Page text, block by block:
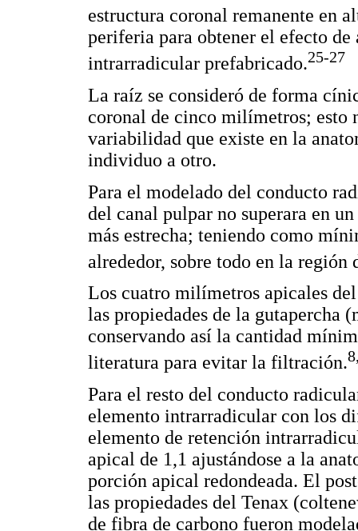
estructura coronal remanente en
periferia para obtener el efecto
intrarradicular prefabricado.25-27
La raíz se consideró de forma
coronal de cinco milímetros; esto
variabilidad que existe en la
individuo a otro.
Para el modelado del conducto
del canal pulpar no superara en
más estrecha; teniendo como
alrededor, sobre todo en la región
Los cuatro milímetros apicales
las propiedades de la gutapercha
conservando así la cantidad
literatura para evitar la filtración.
Para el resto del conducto
elemento intrarradicular con los
elemento de retención
apical de 1,1 ajustándose a la
porción apical redondeada. El
las propiedades del Tenax
de fibra de carbono fueron